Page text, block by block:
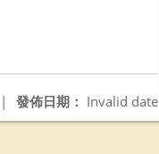
發佈日期： Invalid date
|